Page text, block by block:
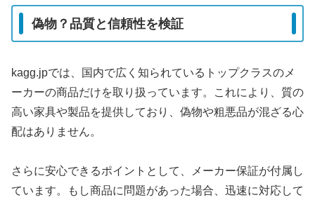
偽物？品質と信頼性を検証
kagg.jpでは、国内で広く知られているトップクラスのメ
ーカーの商品だけを取り扱っています。これにより、質の
高い家具や製品を提供しており、偽物や粗悪品が混ざる心
配はありません。
さらに安心できるポイントとして、メーカー保証が付属し
ています。もし商品に問題があった場合、迅速に対応して